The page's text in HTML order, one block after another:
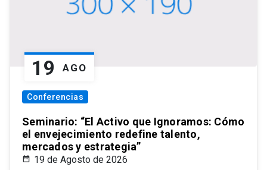
19 AGO
Conferencias
Seminario: “El Activo que Ignoramos: Cómo
el envejecimiento redefine talento,
mercados y estrategia”
19 de Agosto de 2026